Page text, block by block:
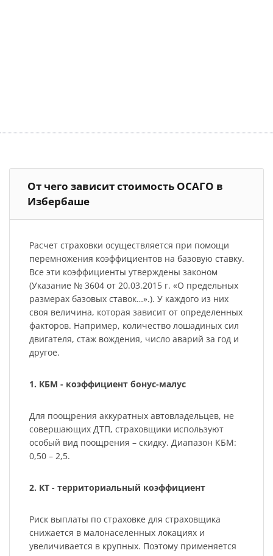
От чего зависит стоимость ОСАГО в
Избербаше
Расчет страховки осуществляется при помощи
перемножения коэффициентов на базовую ставку.
Все эти коэффициенты утверждены законом
(Указание № 3604 от 20.03.2015 г. «О предельных
размерах базовых ставок…».). У каждого из них
своя величина, которая зависит от определенных
факторов. Например, количество лошадиных сил
двигателя, стаж вождения, число аварий за год и
другое.
1. КБМ - коэффициент бонус-малус
Для поощрения аккуратных автовладельцев, не
совершающих ДТП, страховщики используют
особый вид поощрения – скидку. Диапазон КБМ:
0,50 – 2,5.
2. КТ - территориальный коэффициент
Риск выплаты по страховке для страховщика
снижается в малонаселенных локациях и
увеличивается в крупных. Поэтому применяется